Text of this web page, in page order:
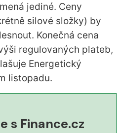
jediné. Ceny
silové složky) by
Konečná cena
regulovaných plateb,
Energetický
listopadu.
s Finance.cz